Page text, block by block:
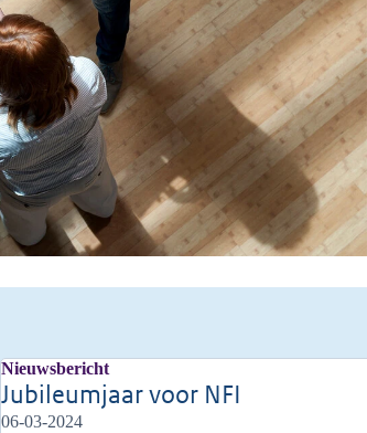
Nieuwsbericht
Jubileumjaar voor NFI
06-03-2024